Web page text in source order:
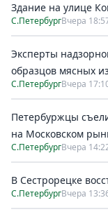
Здание на улице
С.ПетербургВчера
Эксперты
образцов мясных
С.ПетербургВчера
Петербуржцы
на Московском
С.ПетербургВчера
В Сестрорецке
С.ПетербургВчера